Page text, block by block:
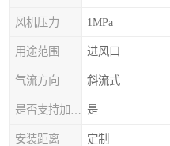
风机压力 1MPa
用途范围 进风口
气流方向 斜流式
是
安装距离 定制